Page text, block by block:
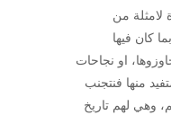
لامثلة من
كان فيها
او نجاحات
منها فنتجنب
وهي لهم تاريخ